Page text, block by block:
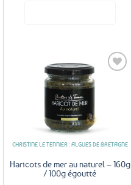
CHRISTINE LE TENNIER : ALGUES DE BRETAGNE
Haricots de mer au naturel – 160g
/ 100g égoutté